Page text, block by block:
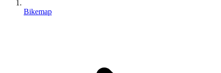
Bikemap